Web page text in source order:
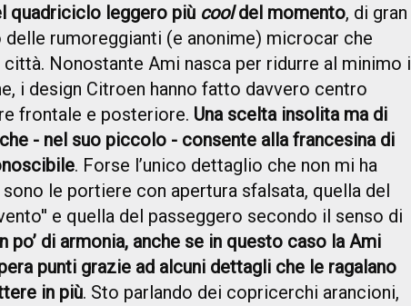
quadriciclo leggero più cooldel momento, di gran
delle rumoreggianti (e anonime) microcar che
Nonostante Ami nasca per ridurre al minimo i
i design Citroen hanno fatto davvero centro
frontale e posteriore. Una scelta insolita ma di
- nel suo piccolo - consente alla francesina di
. Forse l’unico dettaglio che non mi ha
le portiere con apertura sfalsata, quella del
e quella del passeggero secondo il senso di
po’ di armonia, anche se in questo caso la Ami
punti grazie ad alcuni dettagli che le ragalano
in più. Sto parlando dei copricerchi arancioni,